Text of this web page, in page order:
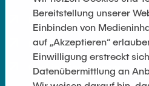
Presse und Medien
Merchandise-Shop
Cookie-Einstellungen
Bereitstellung unserer
Einbinden von
auf „Akzeptieren“
Einwilligung erstreckt
Datenübermittlung an